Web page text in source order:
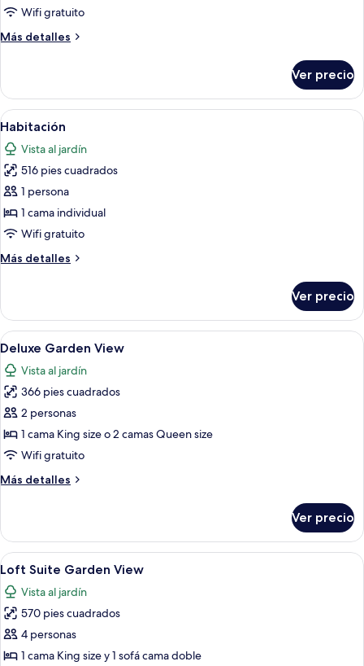
Wifi gratuito
Más detalles
Más
Ver precio
Abrir
todas
las
fotos
de
Habitación
Ropa de cama de alta calidad y
4
Habitación
Vista al jardín
516 pies cuadrados
1 persona
1 cama individual
Wifi gratuito
Más detalles
Más
Ver precio
Abrir
todas
las
fotos
de
Deluxe
Garden
Habitación de hotel con dos camas,
5
Deluxe Garden View
Vista al jardín
366 pies cuadrados
2 personas
1 cama King size o 2 camas Queen size
Wifi gratuito
Más detalles
Más
Garden
View
Ver precio
Abrir
todas
las
fotos
de
Loft
Un dormitorio moderno con una
5
Loft Suite Garden View
Vista al jardín
570 pies cuadrados
4 personas
1 cama King size y 1 sofá cama doble